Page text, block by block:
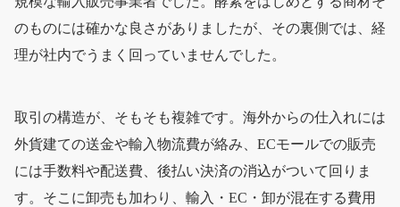
のものには確かな良さがありましたが、その裏側では、経
理が社内でうまく回っていませんでした。
取引の構造が、そもそも複雑です。海外からの仕入れには
外貨建ての送金や輸入物流費が絡み、ECモールでの販売
には手数料や配送費、後払い決済の消込がついて回りま
す。そこに卸売も加わり、輸入・EC・卸が混在する費用